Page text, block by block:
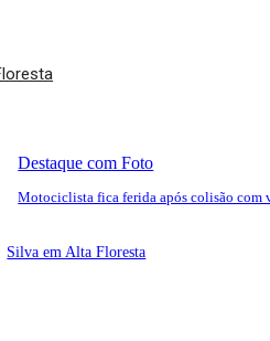
Destaque com Foto
Motociclista fica ferida após colisão com
Silva em Alta Floresta